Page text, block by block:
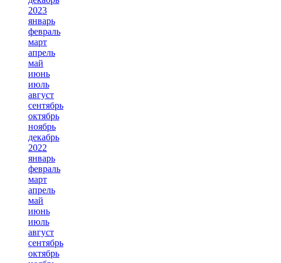
2023
январь
февраль
март
апрель
май
июнь
июль
август
сентябрь
октябрь
ноябрь
декабрь
2022
январь
февраль
март
апрель
май
июнь
июль
август
сентябрь
октябрь